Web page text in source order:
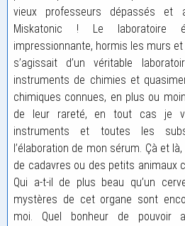
vieux professeurs dépassés et
Miskatonic ! Le laboratoire
impressionnante, hormis les murs
s’agissait d’un véritable
instruments de chimies et
chimiques connues, en plus ou
de leur rareté, en tout cas je
instruments et toutes les
l’élaboration de mon sérum. Çà et
de cadavres ou des petits animaux
Qui a-t-il de plus beau qu’un
mystères de cet organe sont
moi. Quel bonheur de pouvoir